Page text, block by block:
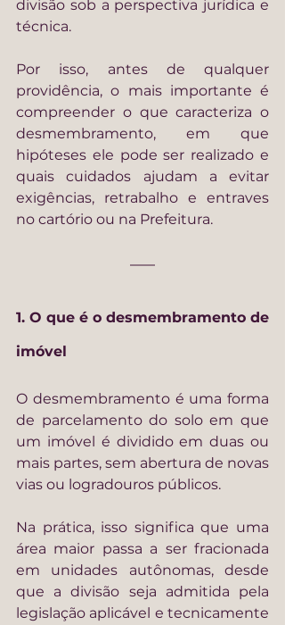
divisão sob a perspectiva jurídica e
técnica.
Por isso, antes de qualquer
providência, o mais importante é
compreender o que caracteriza o
desmembramento, em que
hipóteses ele pode ser realizado e
quais cuidados ajudam a evitar
exigências, retrabalho e entraves
no cartório ou na Prefeitura.
1. O que é o desmembramento de
imóvel
O desmembramento é uma forma
de parcelamento do solo em que
um imóvel é dividido em duas ou
mais partes, sem abertura de novas
vias ou logradouros públicos.
Na prática, isso significa que uma
área maior passa a ser fracionada
em unidades autônomas, desde
que a divisão seja admitida pela
legislação aplicável e tecnicamente